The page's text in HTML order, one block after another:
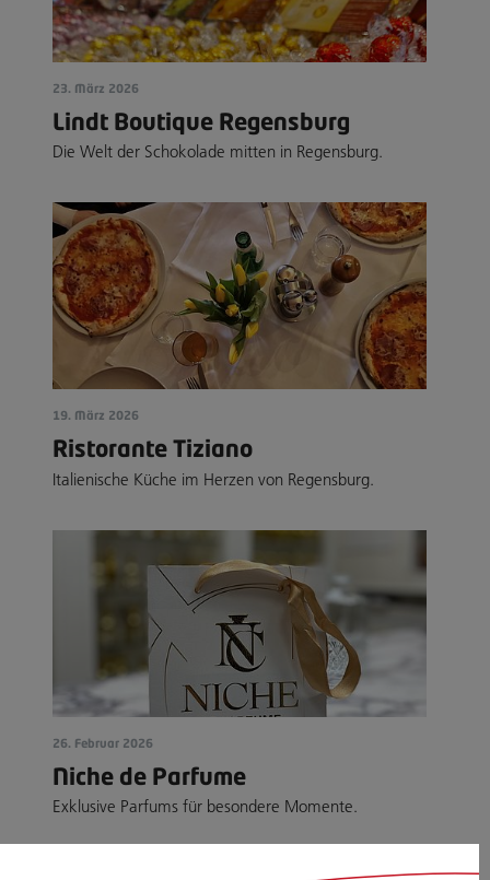
23. März 2026
Lindt Boutique Regensburg
Die Welt der Schokolade mitten in Regensburg.
19. März 2026
Ristorante Tiziano
Italienische Küche im Herzen von Regensburg.
26. Februar 2026
Niche de Parfume
Exklusive Parfums für besondere Momente.